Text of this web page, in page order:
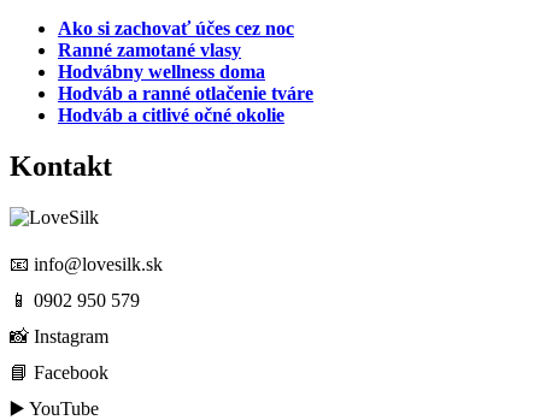
Ako si zachovať účes cez noc
Ranné zamotané vlasy
Hodvábny wellness doma
Hodváb a ranné otlačenie tváre
Hodváb a citlivé očné okolie
Kontakt
📧 info@lovesilk.sk
📱 0902 950 579
📸 Instagram
📘 Facebook
▶️ YouTube